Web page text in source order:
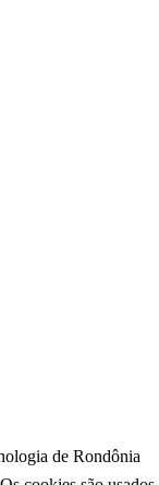
de Rondônia